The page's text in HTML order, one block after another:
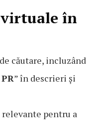
în
căutare, incluzând
” în descrieri și
pentru a